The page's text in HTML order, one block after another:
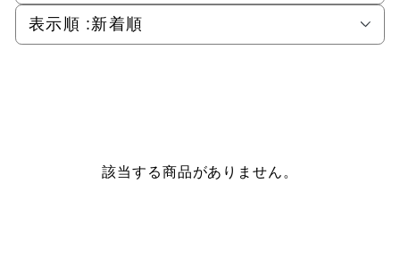
表示順 :新着順
該当する商品がありません。